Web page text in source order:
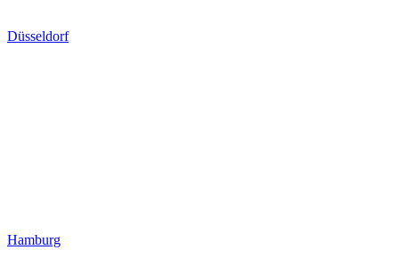
Düsseldorf
Hamburg